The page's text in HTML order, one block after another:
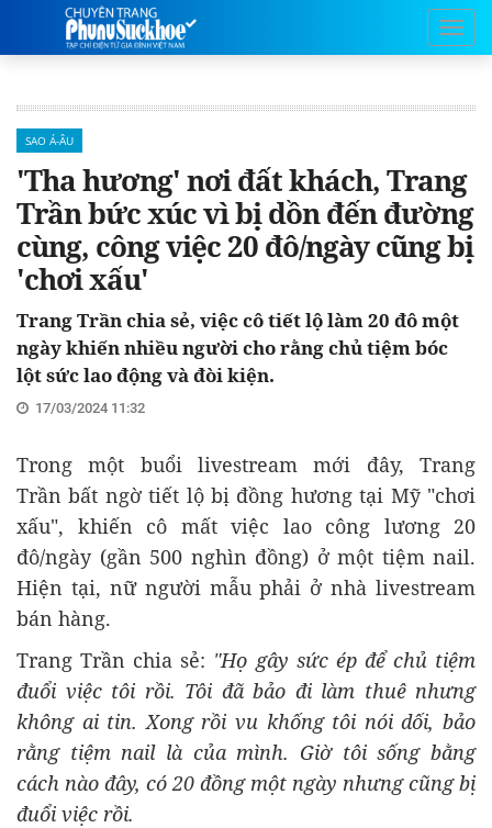
SAO Á-ÂU
'Tha hương' nơi đất khách, Trang
Trần bức xúc vì bị dồn đến đường
cùng, công việc 20 đô/ngày cũng bị
'chơi xấu'
Trang Trần chia sẻ, việc cô tiết lộ làm 20 đô một
ngày khiến nhiều người cho rằng chủ tiệm bóc
lột sức lao động và đòi kiện.
17/03/2024 11:32
Trong một buổi livestream mới đây, Trang
Trần bất ngờ tiết lộ bị đồng hương tại Mỹ "chơi
xấu", khiến cô mất việc lao công lương 20
đô/ngày (gần 500 nghìn đồng) ở một tiệm nail.
Hiện tại, nữ người mẫu phải ở nhà livestream
bán hàng.
Trang Trần chia sẻ: "Họ gây sức ép để chủ tiệm
đuổi việc tôi rồi. Tôi đã bảo đi làm thuê nhưng
không ai tin. Xong rồi vu khống tôi nói dối, bảo
rằng tiệm nail là của mình. Giờ tôi sống bằng
cách nào đây, có 20 đồng một ngày nhưng cũng bị
đuổi việc rồi.